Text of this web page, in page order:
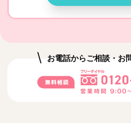
お電話からご相談・お